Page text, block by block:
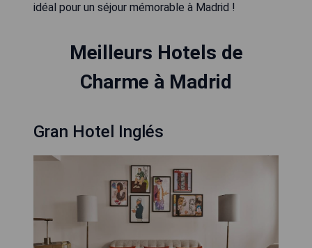
idéal pour un séjour mémorable à Madrid !
Meilleurs Hotels de
Charme à Madrid
Gran Hotel Inglés